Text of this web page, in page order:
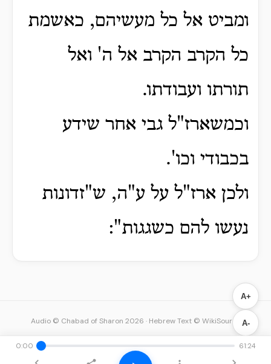
ומביט אל כל מעשיהם, כאשמת
כל הקרב הקרב אל ה' ואל
תורתו ועבודתו.
וכמשארז"ל גבי אחר שידע
בכבודי וכו'.
ולכן ארז"ל על ע"ה, ש"זדונות
נעשו להם כשגגות":
A+
A-
0:00 61:24
Audio © Chabad of Sharon 2026 · Hebrew Text © WikiSource